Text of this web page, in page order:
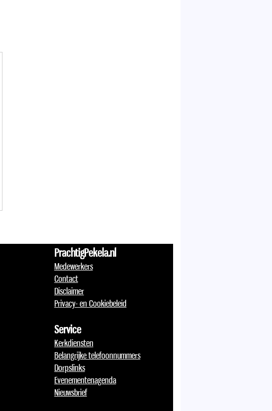
PrachtigPekela.nl
Medewerkers
Contact
Disclaimer
Privacy- en Cookiebeleid
Service
Kerkdiensten
Belangrijke telefoonnummers
Dorpslinks
Evenementenagenda
Nieuwsbrief